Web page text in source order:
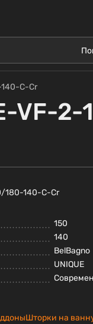
C-Cr
VF-
180-140-C-Cr
150
140
BelBagno
UNIQUE
Шторки на